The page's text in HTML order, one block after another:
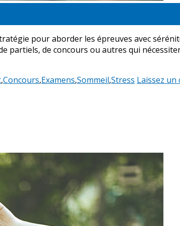
pour aborder les épreuves avec
partiels, de concours ou autres qui
,Concours,Examens,Sommeil,Stress Laissez un